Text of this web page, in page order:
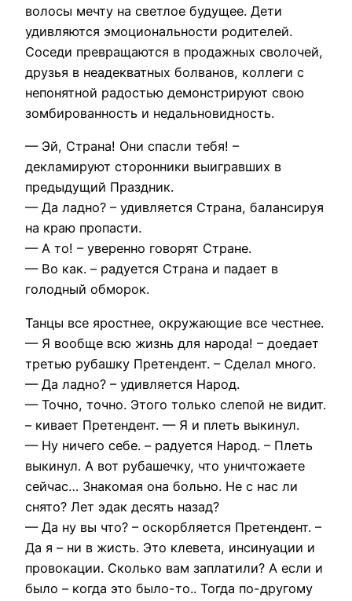
волосы мечту на светлое будущее. Дети
удивляются эмоциональности родителей.
Соседи превращаются в продажных сволочей,
друзья в неадекватных болванов, коллеги с
непонятной радостью демонстрируют свою
зомбированность и недальновидность.
— Эй, Страна! Они спасли тебя! –
декламируют сторонники выигравших в
предыдущий Праздник.
— Да ладно? – удивляется Страна, балансируя
на краю пропасти.
— А то! – уверенно говорят Стране.
— Во как. – радуется Страна и падает в
голодный обморок.
Танцы все яростнее, окружающие все честнее.
— Я вообще всю жизнь для народа! – доедает
третью рубашку Претендент. – Сделал много.
— Да ладно? – удивляется Народ.
— Точно, точно. Этого только слепой не видит.
– кивает Претендент. — Я и плеть выкинул.
— Ну ничего себе. – радуется Народ. – Плеть
выкинул. А вот рубашечку, что уничтожаете
сейчас… Знакомая она больно. Не с нас ли
снято? Лет эдак десять назад?
— Да ну вы что? – оскорбляется Претендент. –
Да я – ни в жисть. Это клевета, инсинуации и
провокации. Сколько вам заплатили? А если и
было – когда это было-то.. Тогда по-другому